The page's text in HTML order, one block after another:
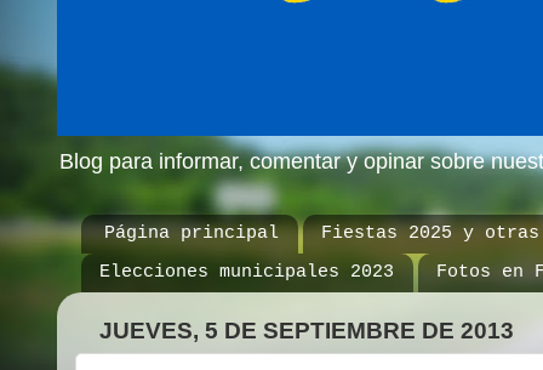
Blog para informar, comentar y opinar sobre
Página principal
Fiestas 2025 y otras
Elecciones municipales 2023
Fotos en
JUEVES, 5 DE SEPTIEMBRE DE 2013